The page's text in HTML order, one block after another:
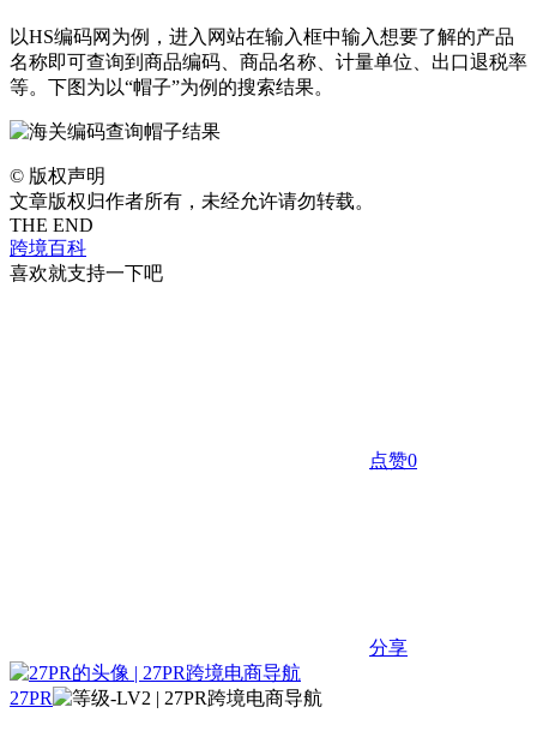
以HS编码网为例，进入网站在输入框中输入想要了解的产品
名称即可查询到商品编码、商品名称、计量单位、出口退税率
等。下图为以“帽子”为例的搜索结果。
© 版权声明
文章版权归作者所有，未经允许请勿转载。
THE END
跨境百科
喜欢就支持一下吧
点赞0
分享
27PR